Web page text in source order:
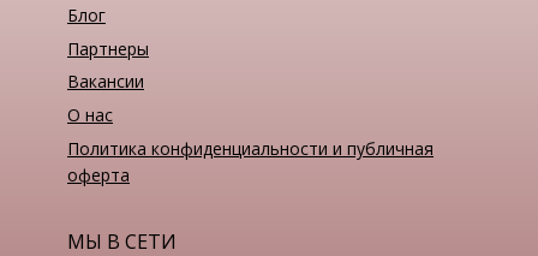
Блог
О нас
Партнеры
Вакансии
Политика конфиденциальности и публичная
оферта
МЫ В СЕТИ